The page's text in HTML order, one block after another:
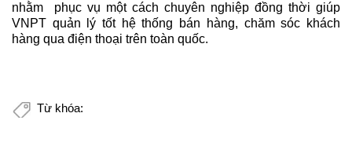
nhằm phục vụ một cách chuyên nghiệp đồng thời giúp
VNPT quản lý tốt hệ thống bán hàng, chăm sóc khách
hàng qua điện thoại trên toàn quốc.
Từ khóa: